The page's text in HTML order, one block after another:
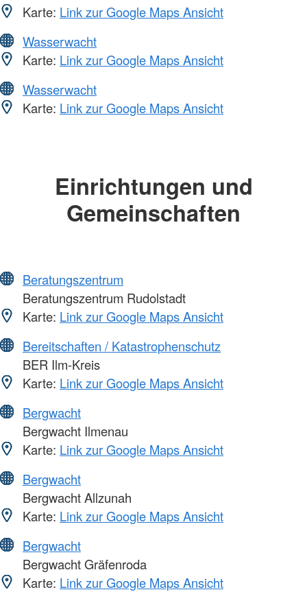
Karte: Link zur Google Maps Ansicht
Wasserwacht
Karte: Link zur Google Maps Ansicht
Wasserwacht
Karte: Link zur Google Maps Ansicht
Einrichtungen und
Gemeinschaften
Beratungszentrum
Beratungszentrum Rudolstadt
Karte: Link zur Google Maps Ansicht
Bereitschaften / Katastrophenschutz
BER Ilm-Kreis
Karte: Link zur Google Maps Ansicht
Bergwacht
Bergwacht Ilmenau
Karte: Link zur Google Maps Ansicht
Bergwacht
Bergwacht Allzunah
Karte: Link zur Google Maps Ansicht
Bergwacht
Bergwacht Gräfenroda
Karte: Link zur Google Maps Ansicht